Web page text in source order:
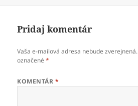
Pridaj komentár
Vaša e-mailová adresa nebude zverejnená.
označené*
KOMENTÁR *